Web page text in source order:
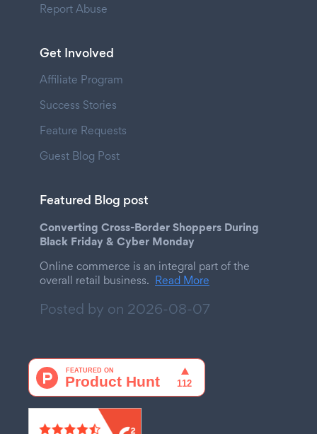
Report Abuse
Get Involved
Affiliate Program
Success Stories
Feature Requests
Guest Blog Post
Featured Blog post
Converting Cross-Border Shoppers During
Black Friday & Cyber Monday
Online commerce is an integral part of the
overall retail business. Read More
Posted by on 2026-08-07